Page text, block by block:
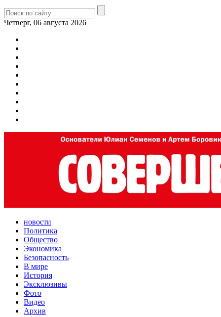
Четверг, 06 августа 2026
новости
Политика
Общество
Экономика
Безопасность
В мире
История
Эксклюзивы
Фото
Видео
Архив